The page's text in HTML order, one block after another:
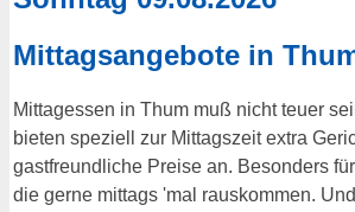
Mittagsangebote in
Mittagessen in Thum muß nicht teuer
bieten speziell zur Mittagszeit extra
gastfreundliche Preise an. Besonders
die gerne mittags 'mal rauskommen.